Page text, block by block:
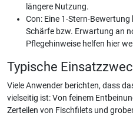
längere Nutzung.
Con: Eine 1-Stern-
Schärfe bzw. Erwartung an
Pflegehinweise helfen hier
Typische
Viele Anwender berichten, dass
vielseitig ist: Von feinem
Zerteilen von Fischfilets und